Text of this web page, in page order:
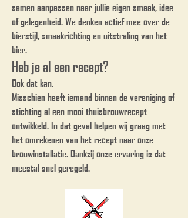
samen aanpassen naar jullie eigen smaak, idee
of gelegenheid. We denken actief mee over de
bierstijl, smaakrichting en uitstraling van het
bier.
Heb je al een recept?
Ook dat kan.
Misschien heeft iemand binnen de vereniging of
stichting al een mooi thuisbrouwrecept
ontwikkeld. In dat geval helpen wij graag met
het omrekenen van het recept naar onze
brouwinstallatie. Dankzij onze ervaring is dat
meestal snel geregeld.